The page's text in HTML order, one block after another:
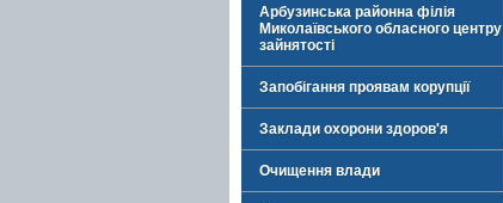
Арбузинська районна філія
Миколаївського обласного центру
зайнятості
Запобігання проявам корупції
Заклади охорони здоров'я
Очищення влади